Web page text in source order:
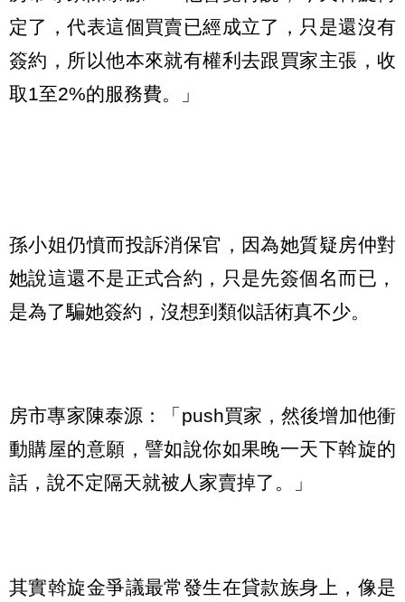
定了，代表這個買賣已經成立了，只是還沒有
簽約，所以他本來就有權利去跟買家主張，收
取1至2%的服務費。」
孫小姐仍憤而投訴消保官，因為她質疑房仲對
她說這還不是正式合約，只是先簽個名而已，
是為了騙她簽約，沒想到類似話術真不少。
房市專家陳泰源：「push買家，然後增加他衝
動購屋的意願，譬如說你如果晚一天下斡旋的
話，說不定隔天就被人家賣掉了。」
其實斡旋金爭議最常發生在貸款族身上，像是